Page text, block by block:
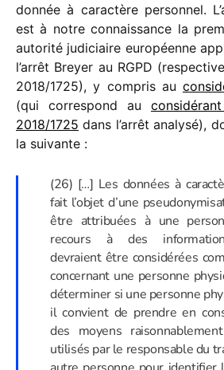
donnée à carac­tère person­nel.
est à notre connais­sance la
auto­rité judi­ciaire euro­péenne
l’arrêt Breyer au RGPD
2018/​1725), y compris au
(qui corres­pond au
2018/​1725 dans l’arrêt analysé),
la suivante :
(26) […] Les données à
fait l’objet d’une
être attri­buées à une
recours à des
devraient être consi­dé­rées
concer­nant une personne
déter­mi­ner si une personne
il convient de prendre en
des moyens
utili­sés par le respon­sable du